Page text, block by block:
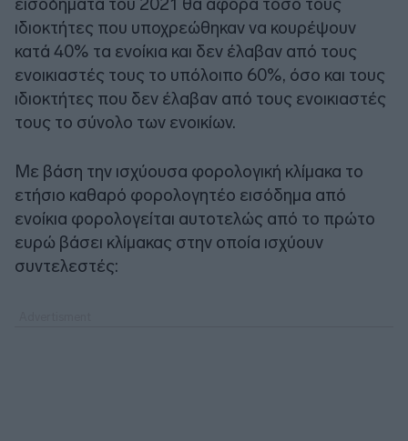
ιδιοκτήτες που υποχρεώθηκαν να κουρέψουν
κατά 40% τα ενοίκια και δεν έλαβαν από τους
ενοικιαστές τους το υπόλοιπο 60%, όσο και τους
ιδιοκτήτες που δεν έλαβαν από τους ενοικιαστές
τους το σύνολο των ενοικίων.
Με βάση την ισχύουσα φορολογική κλίμακα το
ετήσιο καθαρό φορολογητέο εισόδημα από
ενοίκια φορολογείται αυτοτελώς από το πρώτο
ευρώ βάσει κλίμακας στην οποία ισχύουν
συντελεστές: